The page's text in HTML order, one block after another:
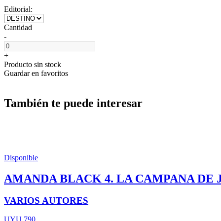
Editorial:
Cantidad
-
+
Producto sin stock
Guardar en favoritos
También te puede interesar
Disponible
AMANDA BLACK 4. LA CAMPANA DE
VARIOS AUTORES